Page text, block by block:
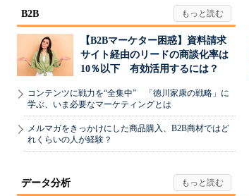
B2B
【B2Bマーケター困惑】資料請求
サイト経由のリードの商談化率は
10％以下 有効活用するには？
コンテンツに戦力を“全集中” 「徳川家康の戦略」に
学ぶ、いま必要なマーケティングとは
メルマガをきっかけにした商品購入、B2B商材ではど
れくらいの人が経験？
データ分析